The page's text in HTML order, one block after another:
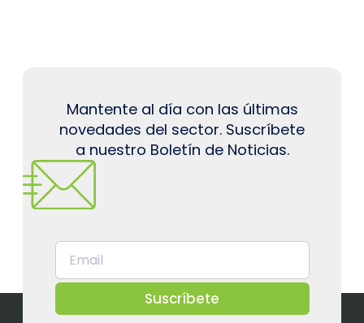
Mantente al día con las últimas
novedades del sector. Suscríbete
a nuestro Boletín de Noticias.
Suscríbete